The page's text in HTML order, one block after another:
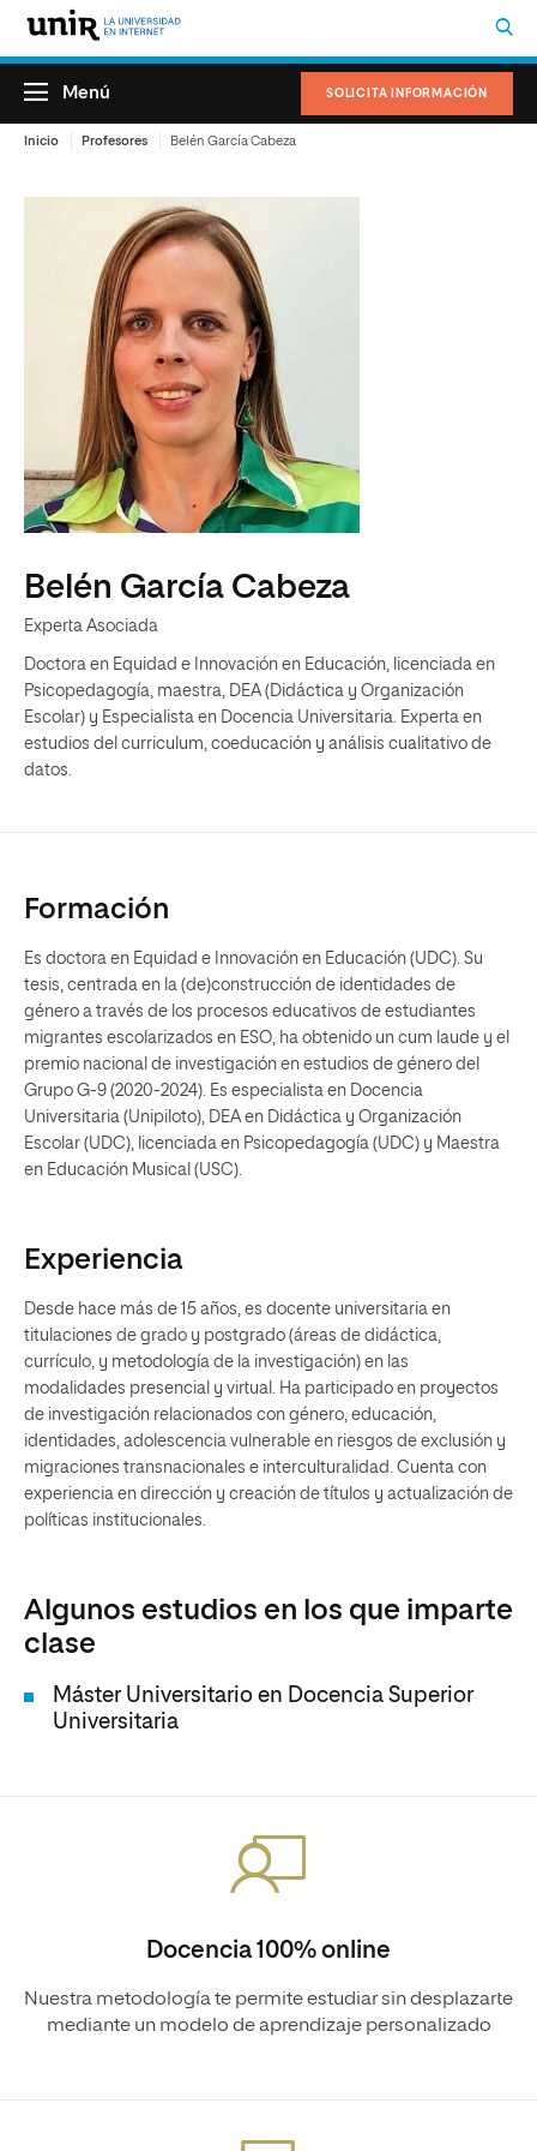
SOLICITA INFORMACIÓN
Menú
Inicio Profesores Belén García Cabeza
Belén García Cabeza
Experta Asociada
Doctora en Equidad e Innovación en Educación, licenciada en
Psicopedagogía, maestra, DEA (Didáctica y Organización
Escolar) y Especialista en Docencia Universitaria. Experta en
estudios del curriculum, coeducación y análisis cualitativo de
datos.
Formación
Es doctora en Equidad e Innovación en Educación (UDC). Su
tesis, centrada en la (de)construcción de identidades de
género a través de los procesos educativos de estudiantes
migrantes escolarizados en ESO, ha obtenido un cum laude y el
premio nacional de investigación en estudios de género del
Grupo G-9 (2020-2024). Es especialista en Docencia
Universitaria (Unipiloto), DEA en Didáctica y Organización
Escolar (UDC), licenciada en Psicopedagogía (UDC) y Maestra
en Educación Musical (USC).
Experiencia
Desde hace más de 15 años, es docente universitaria en
titulaciones de grado y postgrado (áreas de didáctica,
currículo, y metodología de la investigación) en las
modalidades presencial y virtual. Ha participado en proyectos
de investigación relacionados con género, educación,
identidades, adolescencia vulnerable en riesgos de exclusión y
migraciones transnacionales e interculturalidad. Cuenta con
experiencia en dirección y creación de títulos y actualización de
políticas institucionales.
Algunos estudios en los que imparte
clase
Máster Universitario en Docencia Superior
Universitaria
Docencia 100% online
Nuestra metodología te permite estudiar sin desplazarte
mediante un modelo de aprendizaje personalizado